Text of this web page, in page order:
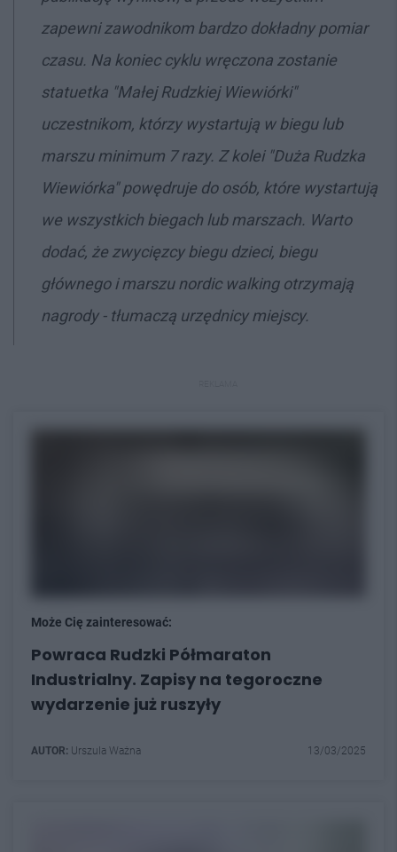
zapewni zawodnikom bardzo dokładny pomiar
czasu. Na koniec cyklu wręczona zostanie
statuetka "Małej Rudzkiej Wiewiórki"
uczestnikom, którzy wystartują w biegu lub
marszu minimum 7 razy. Z kolei "Duża Rudzka
Wiewiórka" powędruje do osób, które wystartują
we wszystkich biegach lub marszach. Warto
dodać, że zwycięzcy biegu dzieci, biegu
głównego i marszu nordic walking otrzymają
nagrody - tłumaczą urzędnicy miejscy.
Może Cię zainteresować:
Powraca Rudzki Półmaraton
Industrialny. Zapisy na tegoroczne
wydarzenie już ruszyły
AUTOR: Urszula Ważna 13/03/2025